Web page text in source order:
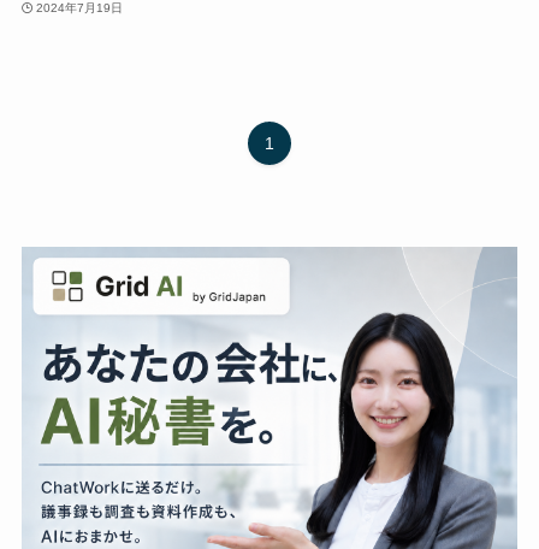
2024年7月19日
1